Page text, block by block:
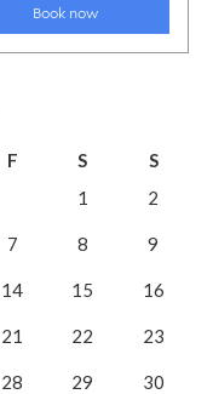
F S
S
1
2
7 8 9
14 15 16
21 22 23
28 29 30